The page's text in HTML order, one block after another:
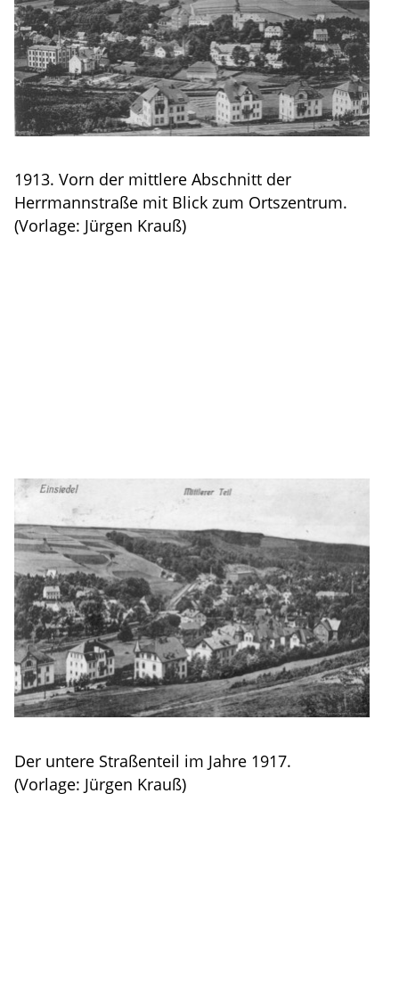
1913. Vorn der mittlere Abschnitt der
Herrmannstraße mit Blick zum Ortszentrum.
(Vorlage: Jürgen Krauß)
Der untere Straßenteil im Jahre 1917.
(Vorlage: Jürgen Krauß)